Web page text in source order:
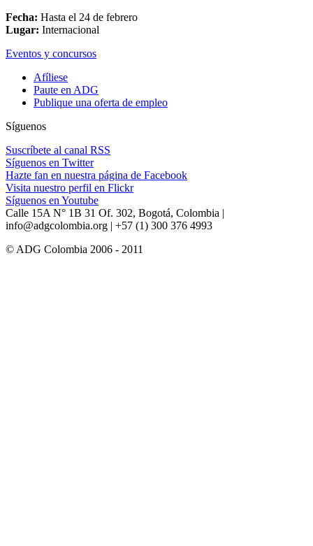
Fecha: Hasta el 24 de febrero
Lugar: Internacional
Eventos y concursos
Afíliese
Paute en ADG
Publique una oferta de empleo
Síguenos
Suscríbete al canal RSS
Síguenos en Twitter
Hazte fan en nuestra página de Facebook
Visita nuestro perfil en Flickr
Síguenos en Youtube
Calle 15A N° 1B 31 Of. 302, Bogotá, Colombia |
info@adgcolombia.org | +57 (1) 300 376 4993
© ADG Colombia 2006 - 2011